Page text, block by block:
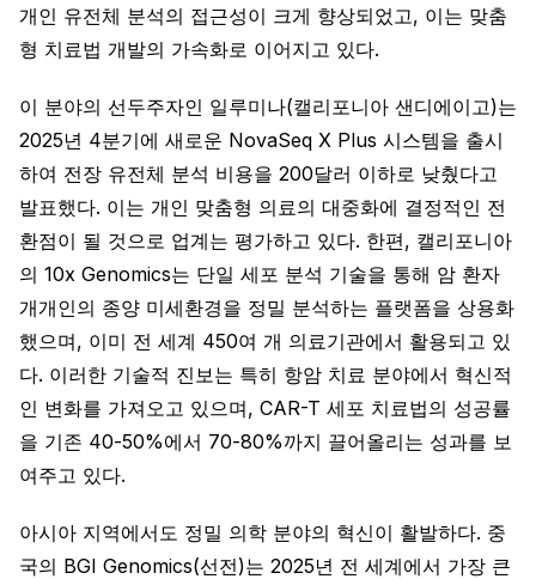
개인 유전체 분석의 접근성이 크게 향상되었고, 이는 맞춤
형 치료법 개발의 가속화로 이어지고 있다.
이 분야의 선두주자인 일루미나(캘리포니아 샌디에이고)는
2025년 4분기에 새로운 NovaSeq X Plus 시스템을 출시
하여 전장 유전체 분석 비용을 200달러 이하로 낮췄다고
발표했다. 이는 개인 맞춤형 의료의 대중화에 결정적인 전
환점이 될 것으로 업계는 평가하고 있다. 한편, 캘리포니아
의 10x Genomics는 단일 세포 분석 기술을 통해 암 환자
개개인의 종양 미세환경을 정밀 분석하는 플랫폼을 상용화
했으며, 이미 전 세계 450여 개 의료기관에서 활용되고 있
다. 이러한 기술적 진보는 특히 항암 치료 분야에서 혁신적
인 변화를 가져오고 있으며, CAR-T 세포 치료법의 성공률
을 기존 40-50%에서 70-80%까지 끌어올리는 성과를 보
여주고 있다.
아시아 지역에서도 정밀 의학 분야의 혁신이 활발하다. 중
국의 BGI Genomics(선전)는 2025년 전 세계에서 가장 큰